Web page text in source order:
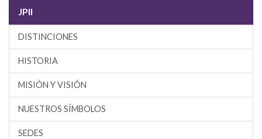
JPII
DISTINCIONES
HISTORIA
MISIÓN Y VISIÓN
NUESTROS SÍMBOLOS
SEDES